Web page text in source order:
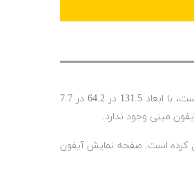
نسل 13 آیفون در تاریخ 14 سپتامبر 2021 با 4 مدل ساده، مینی، پرو و پرو مکس معرفی شد. مدل آیفون مینی که تلاقی طراحی مینمال و کوچک نسل‌های اولیه آیفون است، با ابعاد 131.5 در 64.2 در 7.7
کرده است. صفحه نمایش آیفون